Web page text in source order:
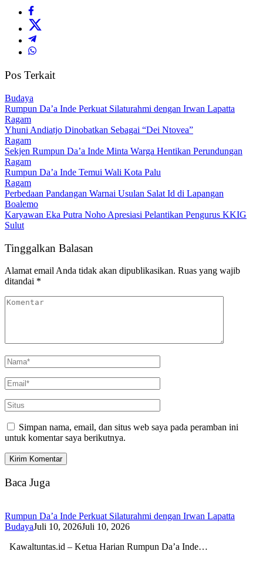
Pos Terkait
Budaya
Rumpun Da’a Inde Perkuat Silaturahmi dengan Irwan Lapatta
Ragam
Yhuni Andiatjo Dinobatkan Sebagai “Dei Ntovea”
Ragam
Sekjen Rumpun Da’a Inde Minta Warga Hentikan Perundungan
Ragam
Rumpun Da’a Inde Temui Wali Kota Palu
Ragam
Perbedaan Pandangan Warnai Usulan Salat Id di Lapangan
Boalemo
Karyawan Eka Putra Noho Apresiasi Pelantikan Pengurus KKIG
Sulut
Tinggalkan Balasan
Alamat email Anda tidak akan dipublikasikan. Ruas yang wajib
ditandai *
Simpan nama, email, dan situs web saya pada peramban ini
untuk komentar saya berikutnya.
Baca Juga
Rumpun Da’a Inde Perkuat Silaturahmi dengan Irwan Lapatta
BudayaJuli 10, 2026Juli 10, 2026
Kawaltuntas.id – Ketua Harian Rumpun Da’a Inde…